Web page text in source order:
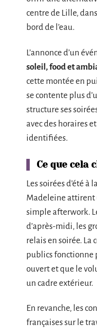
centre de Lille,
bord de l’eau.
L’annonce d’un
soleil, food et
cette montée en
se contente plus
structure ses
avec des horaires
identifiées.
Ce que cela
Les soirées d’été à
Madeleine attirent
simple afterwork.
d’après-midi, les
relais en soirée. La
publics fonctionne
ouvert et que le
un cadre extérieur.
En revanche, les
françaises sur le